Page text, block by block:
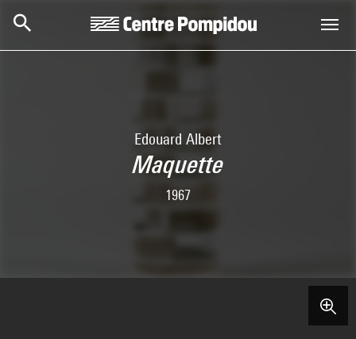
Edouard Albert
Maquette
1967